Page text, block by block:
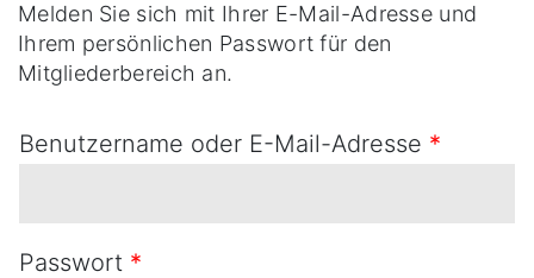
Melden Sie sich mit Ihrer E-Mail-Adresse und
Ihrem persönlichen Passwort für den
Mitgliederbereich an.
Benutzername oder E-Mail-Adresse *
Passwort *